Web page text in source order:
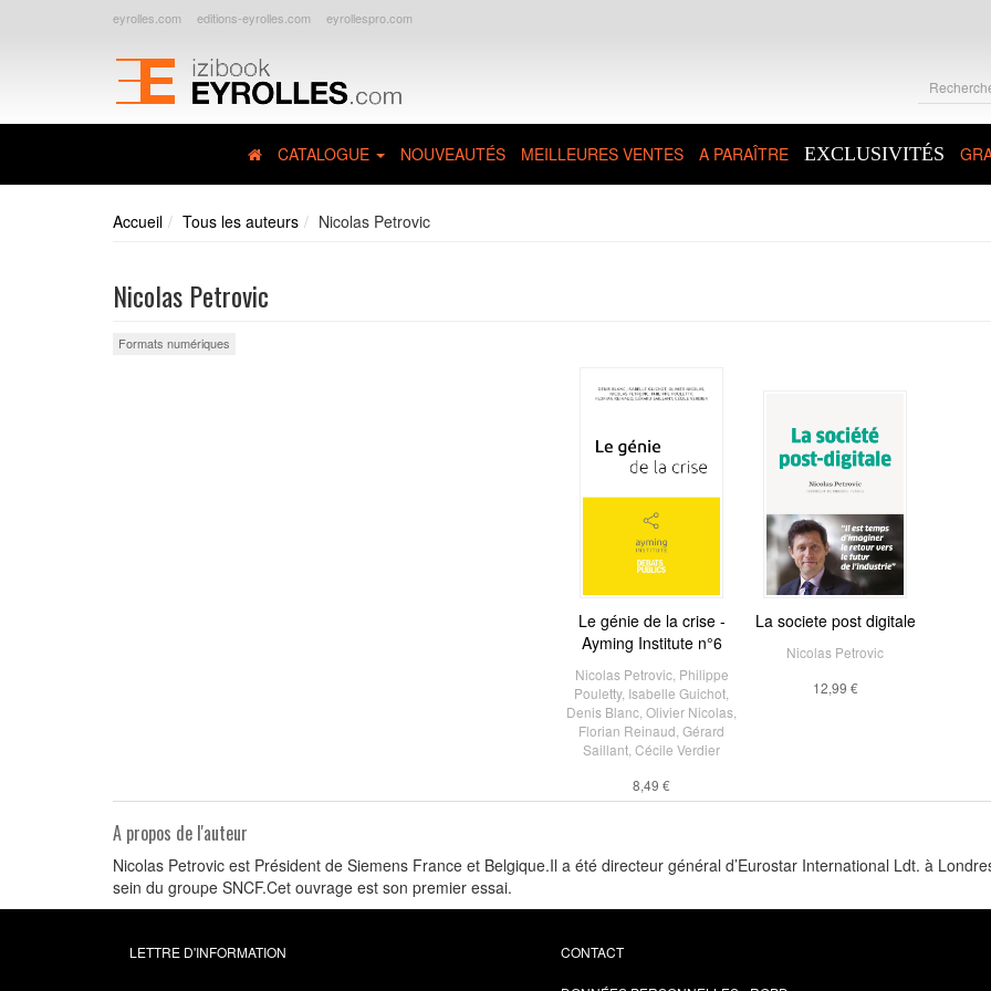
eyrolles.com editions-eyrolles.com eyrollespro.com
CATALOGUE NOUVEAUTÉS MEILLEURES VENTES A PARAÎTRE EXCLUSIVITÉS
Accueil Tous les auteurs Nicolas Petrovic
Nicolas Petrovic
Formats numériques
Le génie de la crise -
Ayming Institute n°6
Nicolas Petrovic, Philippe
Pouletty, Isabelle Guichot
Denis Blanc Olivier Nicolas
Florian Reinaud Gérard
Saillant Cécile Verdier
8,49 €
La societe post digitale
Nicolas Petrovic
12,99 €
A propos de l'auteur
Nicolas Petrovic est Président de Siemens France et Belgique.Il a été directeur général d’Eurostar International Ldt. à
sein du groupe SNCF.Cet ouvrage est son premier essai.
LETTRE D'INFORMATION CONTACT